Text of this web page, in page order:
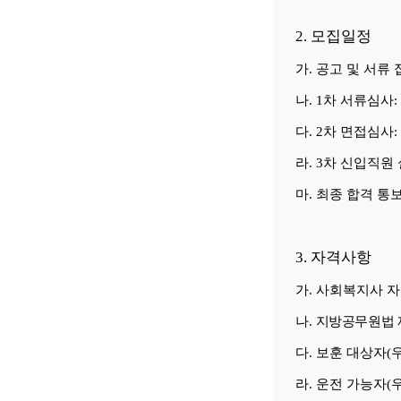
2. 모집일정
가. 공고 및 서류
나. 1 차 서류심사:
다. 2차 면접심사:
라. 3차 신입직원
마. 최종 합격 통
3. 자격사항
가. 사회복지사
나. 지방공무원법
다. 보훈 대상자(
라. 운전 가능자(